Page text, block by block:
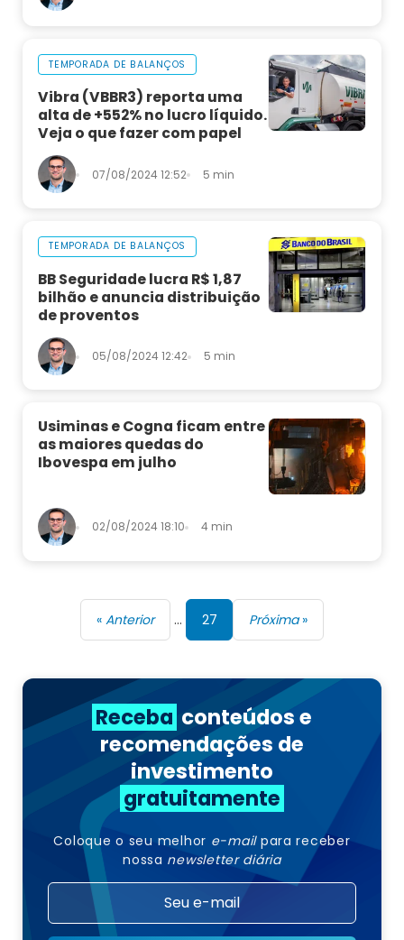
TEMPORADA DE BALANÇOS
Vibra (VBBR3) reporta uma
alta de +552% no lucro líquido.
Veja o que fazer com papel
07/08/2024 12:52 5 min
TEMPORADA DE BALANÇOS
BB Seguridade lucra R$ 1,87
bilhão e anuncia distribuição
de proventos
05/08/2024 12:42 5 min
Usiminas e Cogna ficam entre
as maiores quedas do
Ibovespa em julho
02/08/2024 18:10 4 min
« Anterior … 27 Próxima »
Receba conteúdos e
recomendações de
investimento
gratuitamente
Coloque o seu melhor e-mailpara receber
nossa newsletter diária